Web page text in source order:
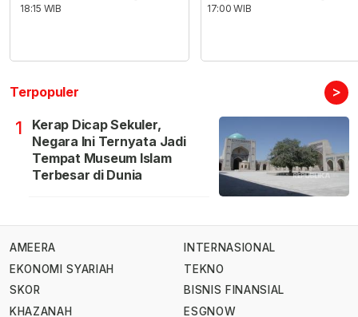
18:15 WIB
17:00 WIB
Terpopuler >
1
Kerap Dicap Sekuler,
Negara Ini Ternyata Jadi
Tempat Museum Islam
Terbesar di Dunia
AMEERA
EKONOMI SYARIAH
SKOR
KHAZANAH
INTERNASIONAL
TEKNO
BISNIS FINANSIAL
ESGNOW